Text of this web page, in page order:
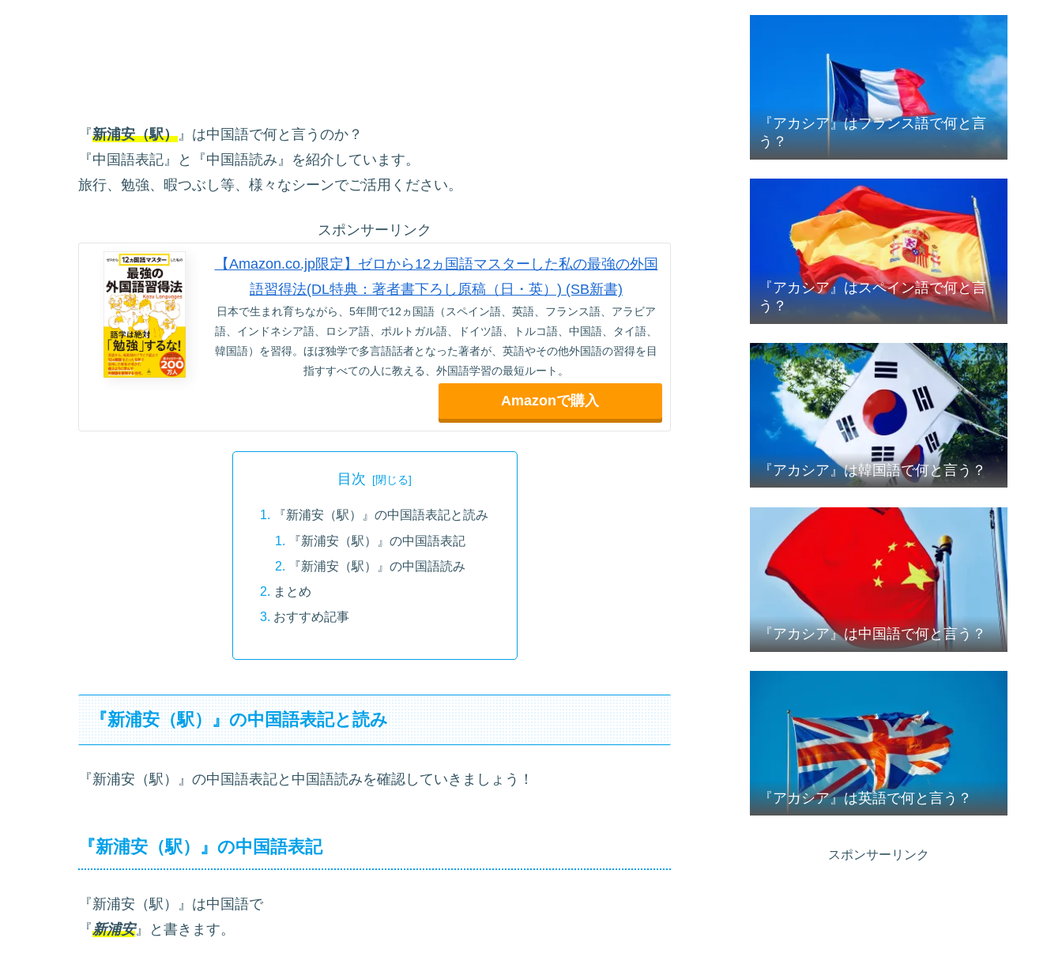
『新浦安（駅） 』は中国語で何と言うのか？
『中国語表記』と『中国語読み』を紹介しています。
旅行、勉強、暇つぶし等、様々なシーンでご活用ください。
スポンサーリンク
【Amazon.co.jp限定】ゼロから12ヵ国語マスターした私の最強の外国
語習得法(DL特典：著者書下ろし原稿（日・英）) (SB新書)
日本で生まれ育ちながら、5年間で12ヵ国語（スペイン語、英語、フランス語、アラビア
語、インドネシア語、ロシア語、ポルトガル語、ドイツ語、トルコ語、中国語、タイ語、
韓国語）を習得。ほぼ独学で多言語話者となった著者が、英語やその他外国語の習得を目
指すすべての人に教える、外国語学習の最短ルート。
Amazonで購入
目次
『新浦安（駅）』の中国語表記と読み
『新浦安（駅）』の中国語表記
『新浦安（駅）』の中国語読み
まとめ
おすすめ記事
『新浦安（駅）』の中国語表記と読み
『新浦安（駅）』の中国語表記と中国語読みを確認していきましょう！
『新浦安（駅）』の中国語表記
『新浦安（駅）』は中国語で
『新浦安』と書きます。
『アカシア』はフランス語で何と言
う？
『アカシア』はスペイン語で何と言
う？
『アカシア』は韓国語で何と言う？
『アカシア』は中国語で何と言う？
『アカシア』は英語で何と言う？
スポンサーリンク